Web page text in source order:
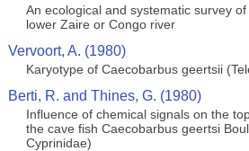
An ecological and systematic survey
lower Zaire or Congo river
Vervoort, A. (1980)
Karyotype of Caecobarbus geertsii
Berti, R. and Thines, G. (1980)
Influence of chemical signals on the
the cave fish Caecobarbus geertsi
Cyprinidae)